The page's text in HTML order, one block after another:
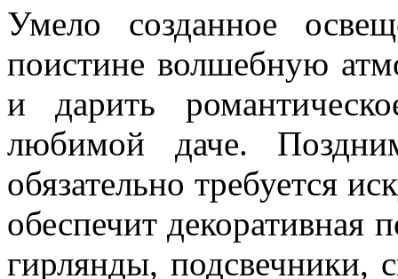
Умело созданное
поистине волшебную
и дарить
любимой даче.
обязательно требуется
обеспечит декоративная
гирлянды, подсвечники,